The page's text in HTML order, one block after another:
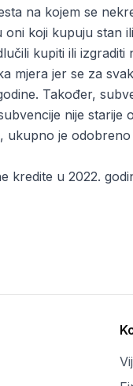
na kojem se
koji kupuju
kupiti ili
mjera jer se za
Također,
nije starije
ukupno je
kredite u 2022.